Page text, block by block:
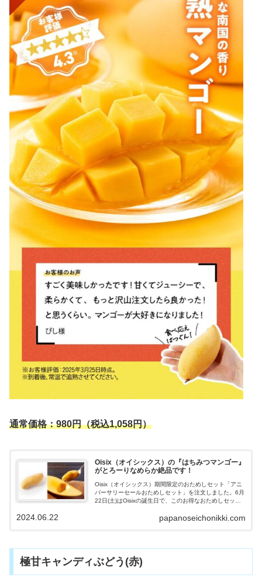
通常価格：980円（税込1,058円）
Oisix（オイシックス）の『はちみつマンゴー』
がとろーりなめらか絶品です！
Oisix（オイシックス）期間限定のおためしセット「アニ
バーサリーセールおためしセット」を注文しました。6月
22日(土)はOisixの誕生日で、このお得なおためしセット
『はちみつマンゴー』がとろけておいしかったので紹介
papanoseichonikki.com
2024.06.22
極甘キャンディぶどう(赤)